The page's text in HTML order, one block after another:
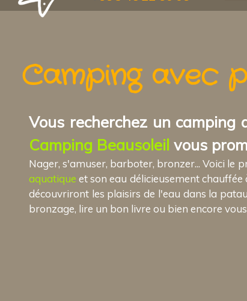
Camping avec
Vous recherchez un camping
Camping Beausoleil vous
Nager, s'amuser, barboter, bronzer... Voici le
aquatique et son eau délicieusement
découvriront les plaisirs de l'eau dans la
bronzage, lire un bon livre ou bien encore